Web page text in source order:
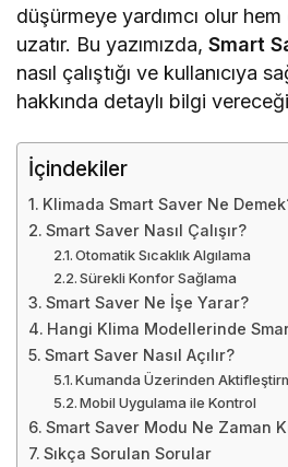
düşürmeye yardımcı olur
uzatır. Bu yazımızda,Smart
nasıl çalıştığı ve kullanıcıya
hakkında detaylı bilgi
İçindekiler
Klimada Smart Saver Ne
Smart Saver Nasıl Çalışır?
Otomatik Sıcaklık Algılama
Sürekli Konfor Sağlama
Smart Saver Ne İşe Yarar?
Hangi Klima Modellerinde
Smart Saver Nasıl Açılır?
Kumanda Üzerinden
Mobil Uygulama ile Kontrol
Smart Saver Modu Ne Zaman
Sıkça Sorulan Sorular